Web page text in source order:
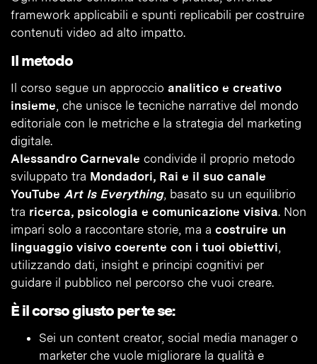
framework applicabili e spunti replicabili per costruire
contenuti video ad alto impatto.
Il metodo
Il corso segue un approccio analitico e creativo
insieme, che unisce le tecniche narrative del mondo
editoriale con le metriche e la strategia del marketing
digitale.
Alessandro Carnevale condivide il proprio metodo
sviluppato tra Mondadori, Rai e il suo canale
YouTube Art Is Everything, basato su un equilibrio
tra ricerca, psicologia e comunicazione visiva. Non
impari solo a raccontare storie, ma a costruire un
linguaggio visivo coerente con i tuoi obiettivi,
utilizzando dati, insight e principi cognitivi per
guidare il pubblico nel percorso che vuoi creare.
È il corso giusto per te se:
Sei un content creator, social media manager o
marketer che vuole migliorare la qualità e